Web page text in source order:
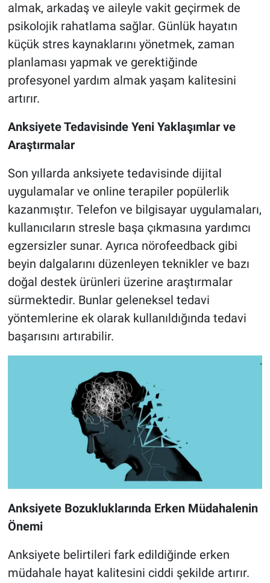
almak, arkadaş ve aileyle vakit geçirmek de
psikolojik rahatlama sağlar. Günlük hayatın
küçük stres kaynaklarını yönetmek, zaman
planlaması yapmak ve gerektiğinde
profesyonel yardım almak yaşam kalitesini
artırır.
Anksiyete Tedavisinde Yeni Yaklaşımlar ve
Araştırmalar
Son yıllarda anksiyete tedavisinde dijital
uygulamalar ve online terapiler popülerlik
kazanmıştır. Telefon ve bilgisayar uygulamaları,
kullanıcıların stresle başa çıkmasına yardımcı
egzersizler sunar. Ayrıca nörofeedback gibi
beyin dalgalarını düzenleyen teknikler ve bazı
doğal destek ürünleri üzerine araştırmalar
sürmektedir. Bunlar geleneksel tedavi
yöntemlerine ek olarak kullanıldığında tedavi
başarısını artırabilir.
Anksiyete Bozukluklarında Erken Müdahalenin
Önemi
Anksiyete belirtileri fark edildiğinde erken
müdahale hayat kalitesini ciddi şekilde artırır.